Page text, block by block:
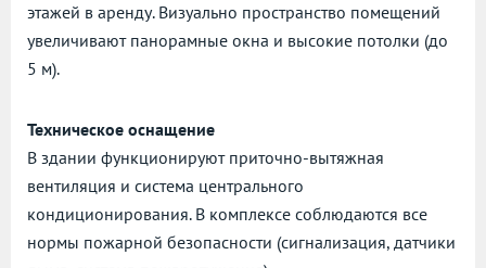
этажей в аренду. Визуально пространство помещений
увеличивают панорамные окна и высокие потолки (до
5 м).
Техническое оснащение
В здании функционируют приточно-вытяжная
вентиляция и система центрального
кондиционирования. В комплексе соблюдаются все
нормы пожарной безопасности (сигнализация, датчики